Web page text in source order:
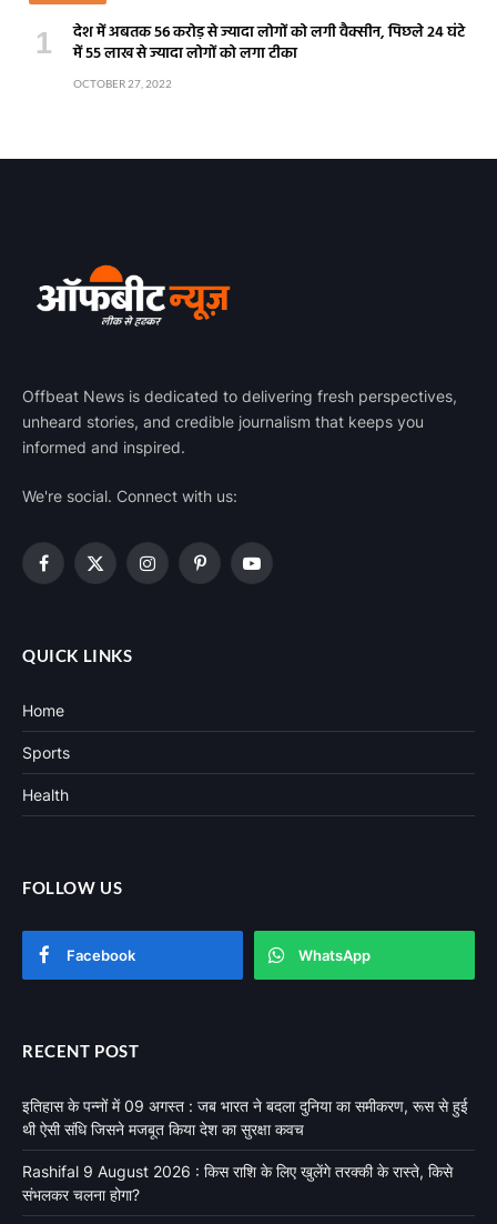
देश में अबतक 56 करोड़ से ज्यादा लोगों को लगी वैक्सीन, पिछले 24 घंटे
में 55 लाख से ज्यादा लोगों को लगा टीका
OCTOBER 27, 2022
Offbeat News is dedicated to delivering fresh perspectives,
unheard stories, and credible journalism that keeps you
informed and inspired.
We're social. Connect with us:
Facebook
X
InstagramPinterestYouTube
QUICK LINKS
Home
Sports
Health
FOLLOW US
Facebook WhatsApp
RECENT POST
इतिहास के पन्नों में 09 अगस्त : जब भारत ने बदला दुनिया का समीकरण, रूस से हुई
थी ऐसी संधि जिसने मजबूत किया देश का सुरक्षा कवच
Rashifal 9 August 2026 : किस राशि के लिए खुलेंगे तरक्की के रास्ते, किसे
संभलकर चलना होगा?